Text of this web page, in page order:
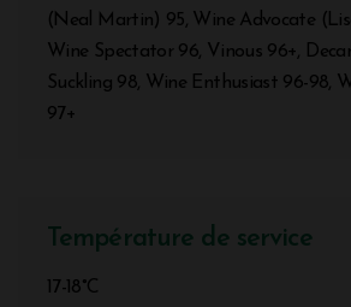
(Neal Martin) 95, Wine Advocate
Wine Spectator 96, Vinous 96+,
Suckling 98, Wine Enthusiast 96-98,
97+
Température de service
17-18°C